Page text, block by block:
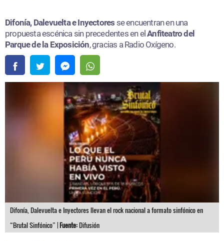
Difonía, Dalevuelta e Inyectores se encuentran en una
propuesta escénica sin precedentes en elAnfiteatro del
Parque de la Exposición, gracias a Radio Oxígeno.
Difonía, Dalevuelta e Inyectores llevan el rock nacional a formato sinfónico en
“Brutal Sinfónico” |Fuente:Difusión